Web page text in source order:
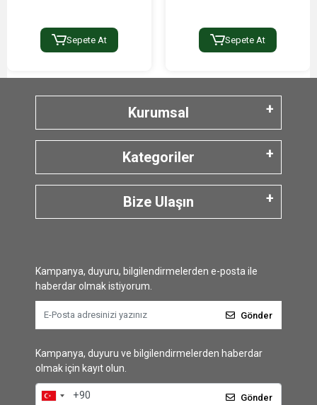
Sepete At Sepete At
Kurumsal
Kategoriler
Bize Ulaşın
Kampanya, duyuru, bilgilendirmelerden e-posta ile
haberdar olmak istiyorum.
Gönder
Kampanya, duyuru ve bilgilendirmelerden haberdar
olmak için kayıt olun.
Gönder